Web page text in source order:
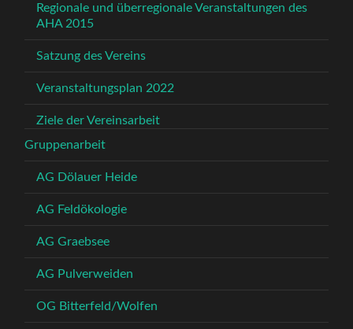
Regionale und überregionale Veranstaltungen des
AHA 2015
Satzung des Vereins
Veranstaltungsplan 2022
Ziele der Vereinsarbeit
Gruppenarbeit
AG Dölauer Heide
AG Feldökologie
AG Graebsee
AG Pulverweiden
OG Bitterfeld/Wolfen